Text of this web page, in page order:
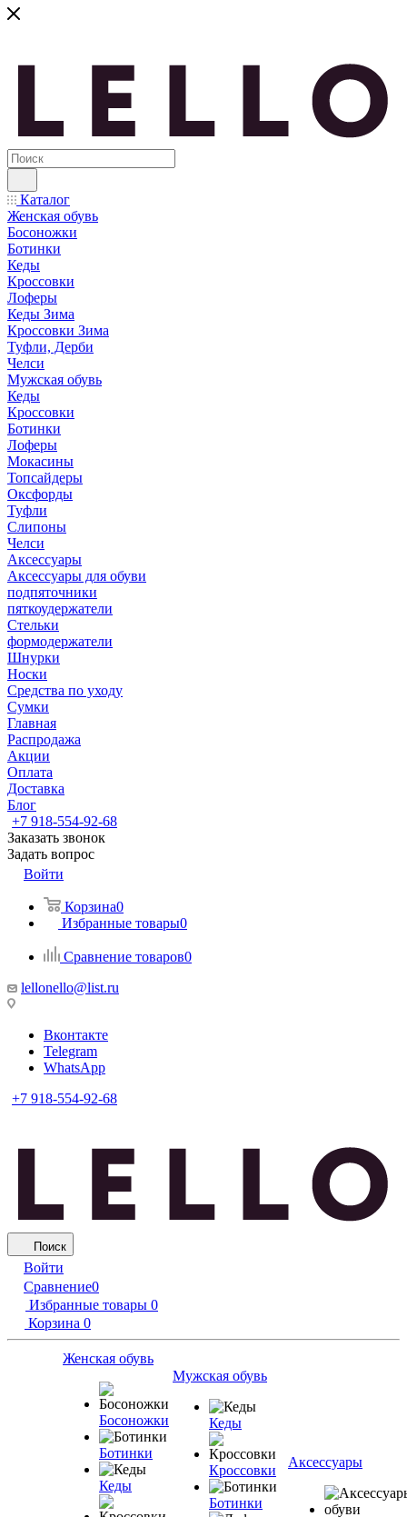
Каталог
Женская обувь
Босоножки
Ботинки
Кеды
Кроссовки
Лоферы
Кеды Зима
Кроссовки Зима
Туфли, Дерби
Челси
Мужская обувь
Кеды
Кроссовки
Ботинки
Лоферы
Мокасины
Топсайдеры
Оксфорды
Туфли
Слипоны
Челси
Аксессуары
Аксессуары для обуви
подпяточники
пяткоудержатели
Стельки
формодержатели
Шнурки
Носки
Средства по уходу
Сумки
Главная
Распродажа
Акции
Оплата
Доставка
Блог
+7 918-554-92-68
Заказать звонок
Задать вопрос
Войти
Корзина0
Избранные товары0
Сравнение товаров0
lellonello@list.ru
Вконтакте
Telegram
WhatsApp
+7 918-554-92-68
Поиск
Войти
Сравнение0
Избранные товары 0
Корзина 0
Женская обувь
Босоножки
Ботинки
Кеды
Мужская обувь
Кеды
Кроссовки
Ботинки
Аксессуары